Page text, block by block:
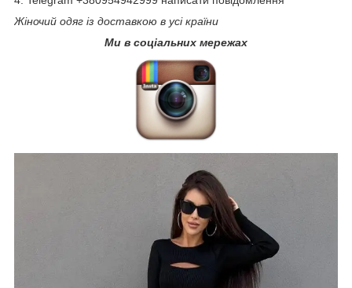
Жіночий одяг із доставкою в усі країни
Ми в соціальних мережах